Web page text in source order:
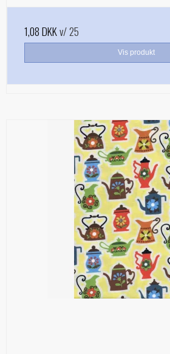
1,08 DKKv/ 25
Vis produkt